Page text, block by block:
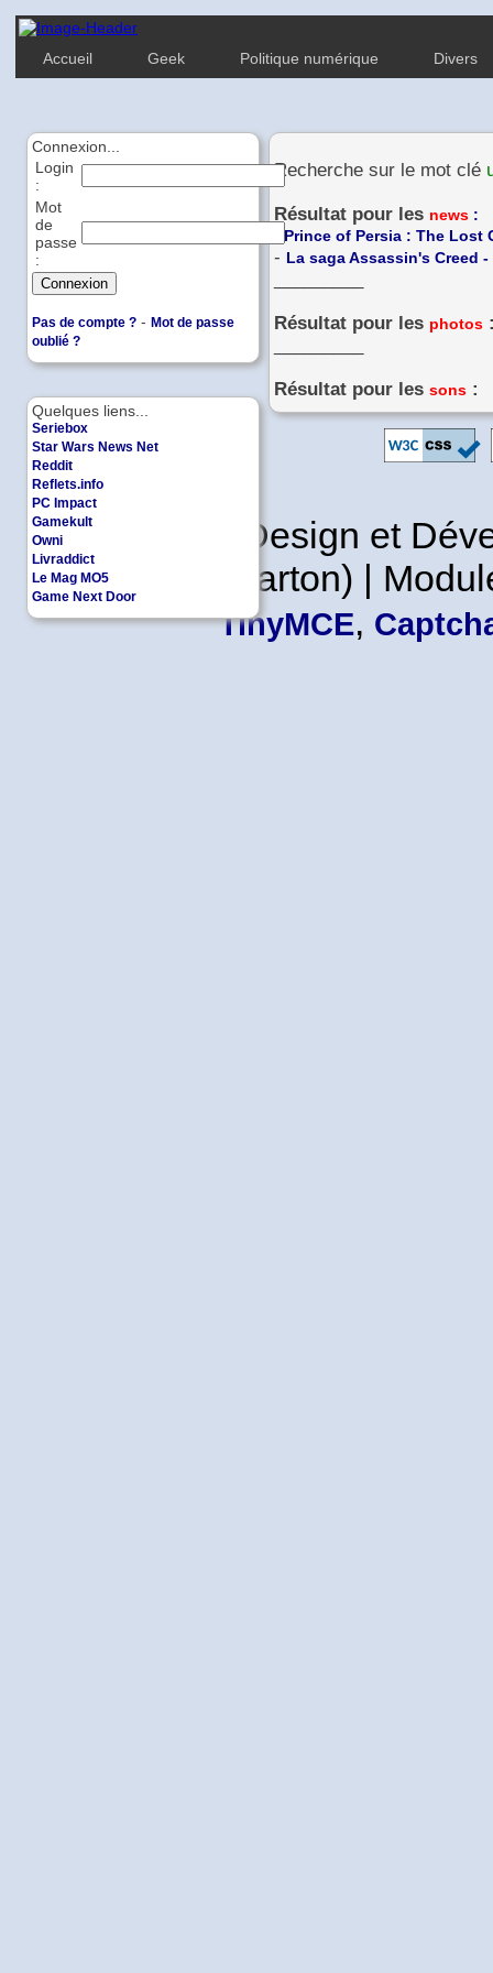
Accueil Geek Politique numérique Divers
Quelques liens...
Seriebox
Star Wars News Net
Reddit
Reflets.info
PC Impact
Gamekult
Owni
Livraddict
Le Mag MO5
Game Next Door
Connexion...
Login
:
Mot
de
passe
:
Pas de compte ? - Mot de passe
oublié ?
Recherche sur le mot clé
Résultat pour les news :
Prince of Persia : The Lost
- La saga Assassin's Creed
Résultat pour les photos
Résultat pour les sons :
Copyleft | Design et
Leader en Carton) |
TinyMCE,